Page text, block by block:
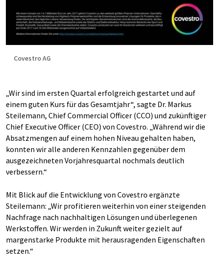
Covestro AG
„Wir sind im ersten Quartal erfolgreich gestartet und auf
einem guten Kurs für das Gesamtjahr“, sagte Dr. Markus
Steilemann, Chief Commercial Officer (CCO) und zukünftiger
Chief Executive Officer (CEO) von Covestro. „Während wir die
Absatzmengen auf einem hohen Niveau gehalten haben,
konnten wir alle anderen Kennzahlen gegenüber dem
ausgezeichneten Vorjahresquartal nochmals deutlich
verbessern.“
Mit Blick auf die Entwicklung von Covestro ergänzte
Steilemann: „Wir profitieren weiterhin von einer steigenden
Nachfrage nach nachhaltigen Lösungen und überlegenen
Werkstoffen. Wir werden in Zukunft weiter gezielt auf
margenstarke Produkte mit herausragenden Eigenschaften
setzen.“